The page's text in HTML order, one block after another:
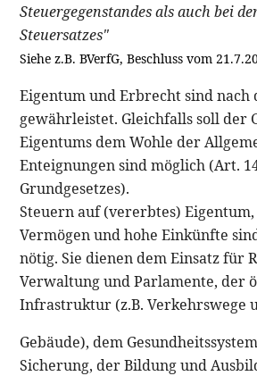
Steuergegenstandes als auch bei
Steuersatzes"
Siehe z.B. BVerfG, Beschluss vom
Eigentum und Erbrecht sind nach
gewährleistet. Gleichfalls soll der
Eigentums dem Wohle der
Enteignungen sind möglich (Art.
Grundgesetzes).
Steuern auf (vererbtes) Eigentum,
Vermögen und hohe Einkünfte
nötig. Sie dienen dem Einsatz für
Verwaltung und Parlamente, der
Infrastruktur (z.B. Verkehrswege
Gebäude), dem
Sicherung, der Bildung und